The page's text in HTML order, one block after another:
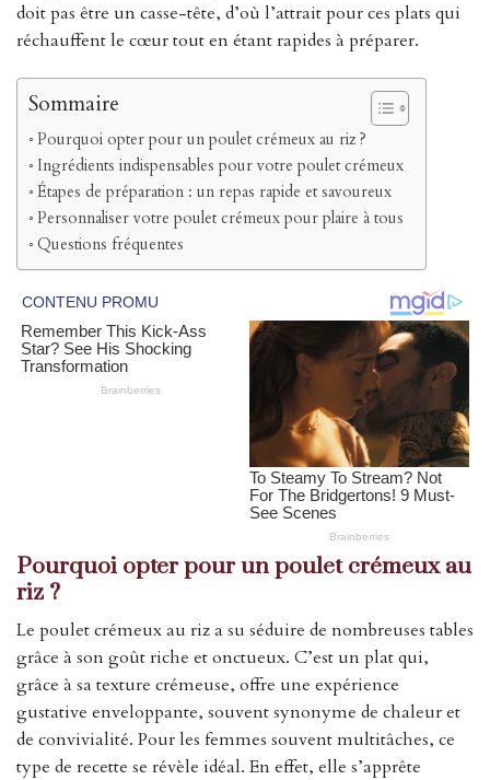
doit pas être un casse-tête, d’où l’attrait pour ces plats qui
réchauffent le cœur tout en étant rapides à préparer.
Sommaire
Pourquoi opter pour un poulet crémeux au riz ?
Ingrédients indispensables pour votre poulet crémeux
Étapes de préparation : un repas rapide et savoureux
Personnaliser votre poulet crémeux pour plaire à tous
Questions fréquentes
Pourquoi opter pour un poulet crémeux au
riz ?
Le poulet crémeux au riz a su séduire de nombreuses tables
grâce à son goût riche et onctueux. C’est un plat qui,
grâce à sa texture crémeuse, offre une expérience
gustative enveloppante, souvent synonyme de chaleur et
de convivialité. Pour les femmes souvent multitâches, ce
type de recette se révèle idéal. En effet, elle s’apprête